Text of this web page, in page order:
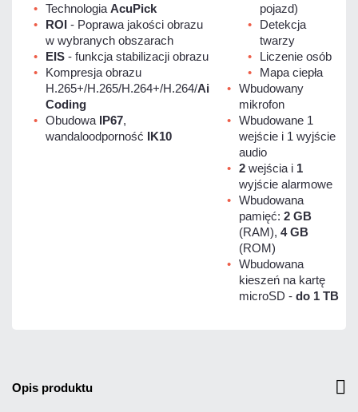
Technologia AcuPick
ROI - Poprawa jakości obrazu
w wybranych obszarach
EIS - funkcja stabilizacji obrazu
Kompresja obrazu
H.265+/H.265/H.264+/H.264/Ai
Coding
Obudowa IP67,
wandaloodporność IK10
pojazd)
Detekcja
twarzy
Liczenie osób
Mapa ciepła
Wbudowany
mikrofon
Wbudowane 1
wejście i 1 wyjście
audio
2 wejścia i 1
wyjście alarmowe
Wbudowana
pamięć: 2 GB
(RAM), 4 GB
(ROM)
Wbudowana
kieszeń na kartę
microSD - do 1 TB
opis produktu